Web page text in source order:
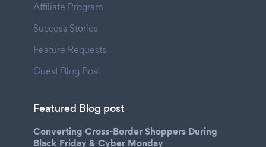
Affiliate Program
Success Stories
Feature Requests
Guest Blog Post
Featured Blog post
Converting Cross-Border Shoppers During
Black Friday & Cyber Monday